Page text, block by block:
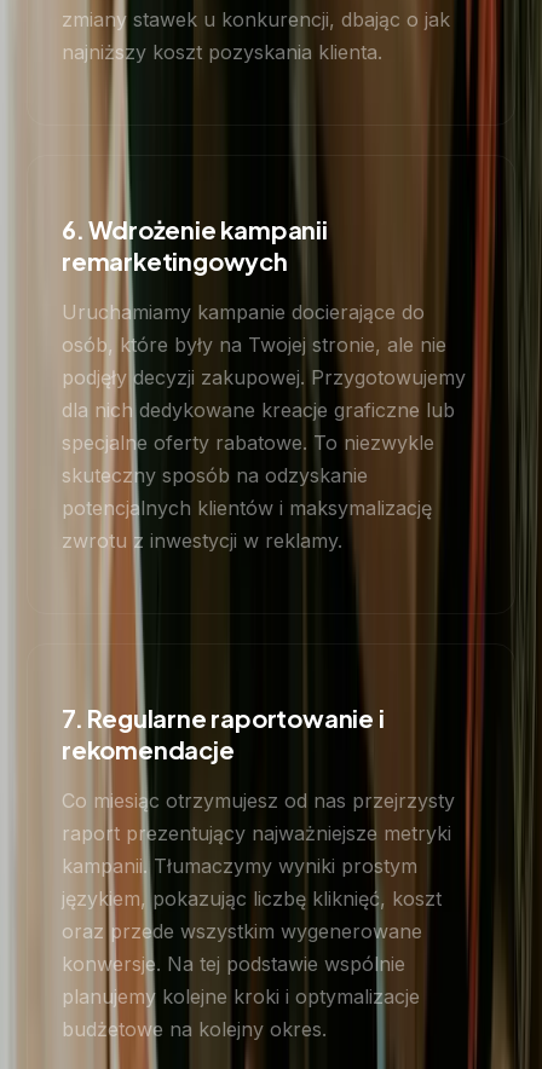
zmiany stawek u konkurencji, dbając o jak
najniższy koszt pozyskania klienta.
6. Wdrożenie kampanii
remarketingowych
Uruchamiamy kampanie docierające do
osób, które były na Twojej stronie, ale nie
podjęły decyzji zakupowej. Przygotowujemy
dla nich dedykowane kreacje graficzne lub
specjalne oferty rabatowe. To niezwykle
skuteczny sposób na odzyskanie
potencjalnych klientów i maksymalizację
zwrotu z inwestycji w reklamy.
7. Regularne raportowanie i
rekomendacje
Co miesiąc otrzymujesz od nas przejrzysty
raport prezentujący najważniejsze metryki
kampanii. Tłumaczymy wyniki prostym
językiem, pokazując liczbę kliknięć, koszt
oraz przede wszystkim wygenerowane
konwersje. Na tej podstawie wspólnie
planujemy kolejne kroki i optymalizacje
budżetowe na kolejny okres.